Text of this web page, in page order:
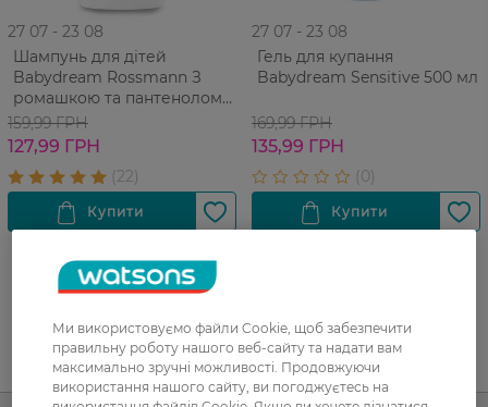
27 07 - 23 08
Шампунь для дітей
Babydream Rossmann З
ромашкою та пантенолом
250 мл
159,99 ГРН
127,99 ГРН
27 07 - 23 08
Гель для купання
Babydream Sensitive 500 мл
169,99 ГРН
135,99 ГРН
UA RU
Ми використовуємо файли Cookie, щоб забезпечити
правильну роботу нашого веб-сайту та надати вам
максимально зручні можливості. Продовжуючи
використання нашого сайту, ви погоджуєтесь на